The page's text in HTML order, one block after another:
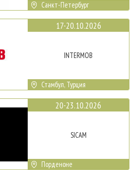
Санкт-Петербург
17-20.10.2026
INTERMOB
Стамбул, Турция
20-23.10.2026
SICAM
Порденоне